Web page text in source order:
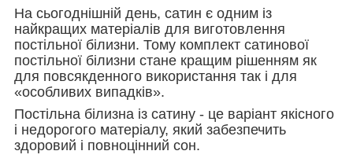
На сьогоднішній день, сатин є одним із
найкращих матеріалів для виготовлення
постільної білизни. Тому комплект сатинової
постільної білизни стане кращим рішенням як
для повсякденного використання так і для
«особливих випадків».
Постільна білизна із сатину - це варіант якісного
і недорогого матеріалу, який забезпечить
здоровий і повноцінний сон.